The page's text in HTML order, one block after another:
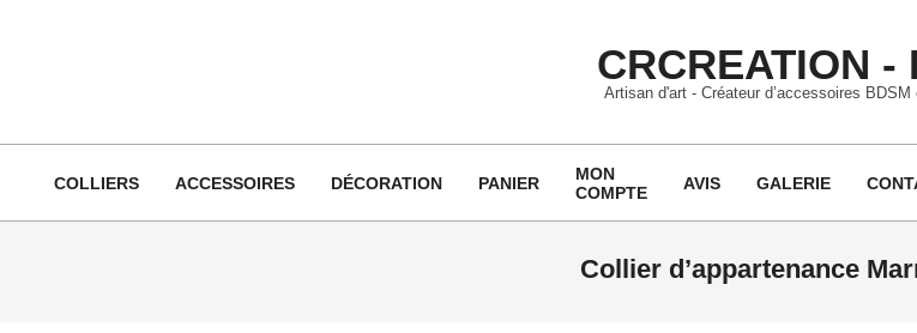
CRCREATION -
Artisan d'art - Créateur d’accessoires
Primary
Navigation
COLLIERS ACCESSOIRES DÉCORATION PANIER
MON
COMPTE
AVIS GALERIE
Collier d’appartenance